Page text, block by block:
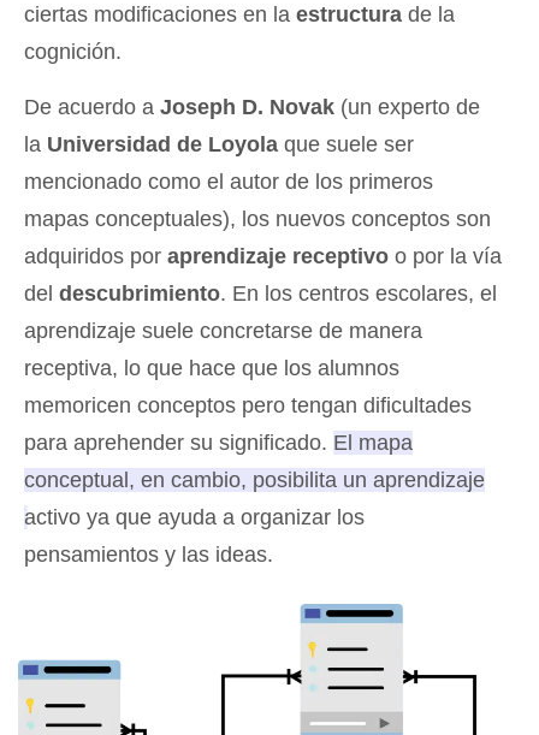
ciertas modificaciones en la estructura de la
cognición.
De acuerdo a Joseph D. Novak (un experto de
la Universidad de Loyola que suele ser
mencionado como el autor de los primeros
mapas conceptuales), los nuevos conceptos son
adquiridos por aprendizaje receptivo o por la vía
del descubrimiento. En los centros escolares, el
aprendizaje suele concretarse de manera
receptiva, lo que hace que los alumnos
memoricen conceptos pero tengan dificultades
para aprehender su significado. El mapa
conceptual, en cambio, posibilita un aprendizaje
activo ya que ayuda a organizar los
pensamientos y las ideas.